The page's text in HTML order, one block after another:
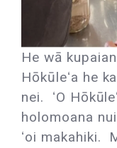
He wā
Hōkūleʻa he
nei. ʻO
holomoana
ʻoi makahiki.